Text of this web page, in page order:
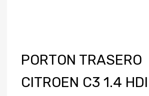
PORTON TRASERO
CITROEN C3 1.4